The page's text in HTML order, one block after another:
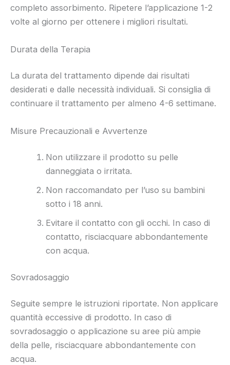
completo assorbimento. Ripetere l’applicazione 1-2
volte al giorno per ottenere i migliori risultati.
Durata della Terapia
La durata del trattamento dipende dai risultati
desiderati e dalle necessità individuali. Si consiglia di
continuare il trattamento per almeno 4-6 settimane.
Misure Precauzionali e Avvertenze
Non utilizzare il prodotto su pelle
danneggiata o irritata.
Non raccomandato per l’uso su bambini
sotto i 18 anni.
Evitare il contatto con gli occhi. In caso di
contatto, risciacquare abbondantemente
con acqua.
Sovradosaggio
Seguite sempre le istruzioni riportate. Non applicare
quantità eccessive di prodotto. In caso di
sovradosaggio o applicazione su aree più ampie
della pelle, risciacquare abbondantemente con
acqua.